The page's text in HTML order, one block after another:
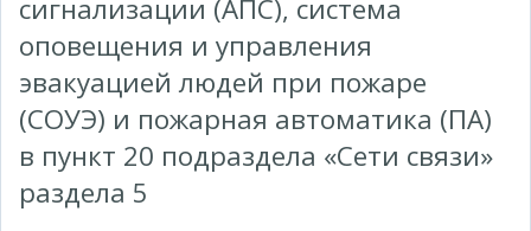
сигнализации (АПС), система
оповещения и управления
эвакуацией людей при пожаре
(СОУЭ) и пожарная автоматика (ПА)
в пункт 20 подраздела «Сети связи»
раздела 5